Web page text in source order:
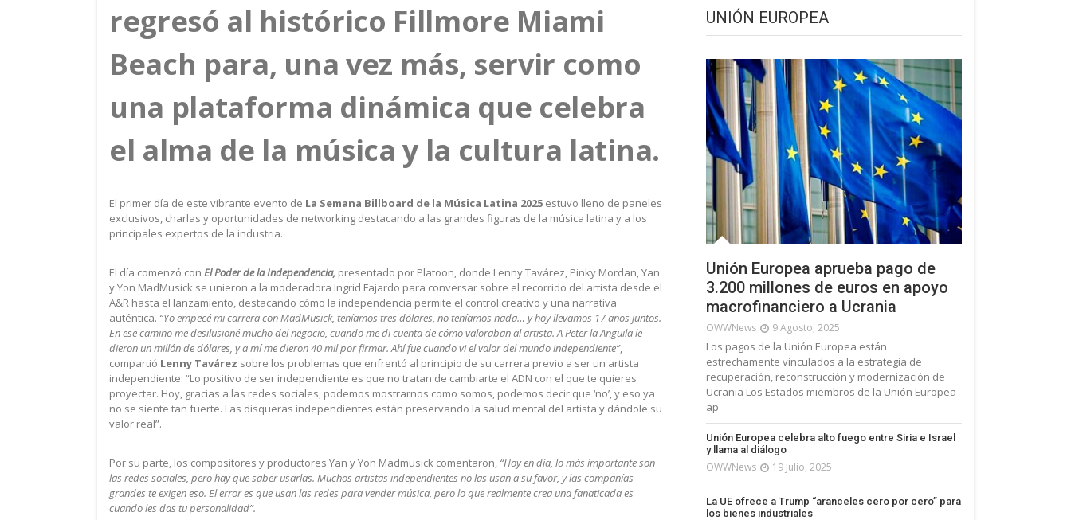
regresó al histórico Fillmore Miami
Beach para, una vez más, servir como
una plataforma dinámica que celebra
el alma de la música y la cultura latina.
El primer día de este vibrante evento de La Semana Billboard de la Música Latina 2025 estuvo lleno de paneles
exclusivos, charlas y oportunidades de networking destacando a las grandes figuras de la música latina y a los
principales expertos de la industria.
El día comenzó con El Poder de la Independencia, presentado por Platoon, donde Lenny Tavárez, Pinky Mordan, Yan
y Yon MadMusick se unieron a la moderadora Ingrid Fajardo para conversar sobre el recorrido del artista desde el
A&R hasta el lanzamiento, destacando cómo la independencia permite el control creativo y una narrativa
auténtica. “Yo empecé mi carrera con MadMusick, teníamos tres dólares, no teníamos nada… y hoy llevamos 17 años juntos.
En ese camino me desilusioné mucho del negocio, cuando me di cuenta de cómo valoraban al artista. A Peter la Anguila le
dieron un millón de dólares, y a mí me dieron 40 mil por firmar. Ahí fue cuando vi el valor del mundo independiente”,
compartió Lenny Tavárez sobre los problemas que enfrentó al principio de su carrera previo a ser un artista
independiente. “Lo positivo de ser independiente es que no tratan de cambiarte el ADN con el que te quieres
proyectar. Hoy, gracias a las redes sociales, podemos mostrarnos como somos, podemos decir que ‘no’, y eso ya
no se siente tan fuerte. Las disqueras independientes están preservando la salud mental del artista y dándole su
valor real”.
Por su parte, los compositores y productores Yan y Yon Madmusick comentaron, “Hoy en día, lo más importante son
las redes sociales, pero hay que saber usarlas. Muchos artistas independientes no las usan a su favor, y las compañías
grandes te exigen eso. El error es que usan las redes para vender música, pero lo que realmente crea una fanaticada es
cuando les das tu personalidad”.
UNIÓN EUROPEA
Unión Europea aprueba pago de
3.200 millones de euros en apoyo
macrofinanciero a Ucrania
OWWNews 9 Agosto, 2025
Los pagos de la Unión Europea están
estrechamente vinculados a la estrategia de
recuperación, reconstrucción y modernización de
Ucrania Los Estados miembros de la Unión Europea
ap
Unión Europea celebra alto fuego entre Siria e Israel
y llama al diálogo
OWWNews 19 Julio, 2025
La UE ofrece a Trump “aranceles cero por cero” para
los bienes industriales